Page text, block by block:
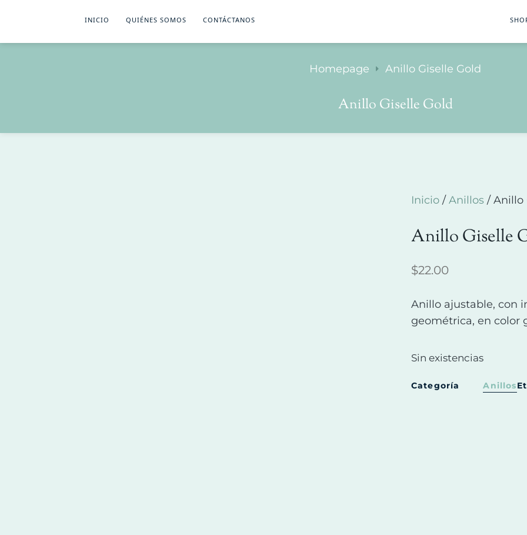
INICIO QUIÉNES SOMOS CONTÁCTANOS
Homepage Anillo Giselle Gold
Anillo Giselle Gold
Inicio/ Anillos/ Anillo
Anillo Giselle
$22.00
Anillo ajustable, con
geométrica, en color
Sin existencias
Categoría Anillos